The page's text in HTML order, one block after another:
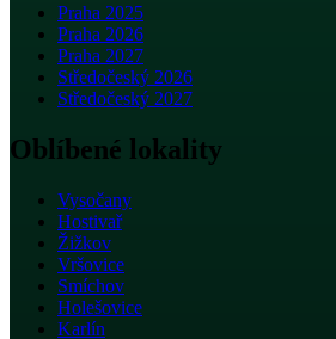
Praha 2025
Praha 2026
Praha 2027
Středočeský 2026
Středočeský 2027
Oblíbené lokality
Vysočany
Hostivař
Žižkov
Vršovice
Smíchov
Holešovice
Karlín